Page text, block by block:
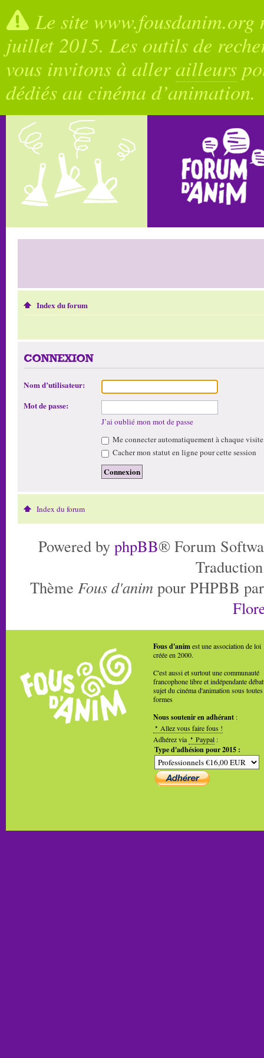
Le site
juillet 2015. Les outils de
vous invitons à allerailleurs
dédiés au cinéma d’animation.
Index du forum
CONNEXION
Nom d’utilisateur:
Mot de passe:
J’ai oublié mon mot de passe
Me connecter automatiquement à chaque visite
Cacher mon statut en ligne pour cette session
Index du forum
Powered by phpBB® Forum
Thème Fous d'anim pour PHPBB
Fous d'animest une association de loi
créée en 2000.
C'est aussi et surtout une communauté
francophone libre et indépendante
sujet du cinéma d'animation sous toutes
formes
Nous soutenir en adhérant :
Allez vous faire fous !
Adhérez via
Paypal :
Type d'adhésion pour 2015 :